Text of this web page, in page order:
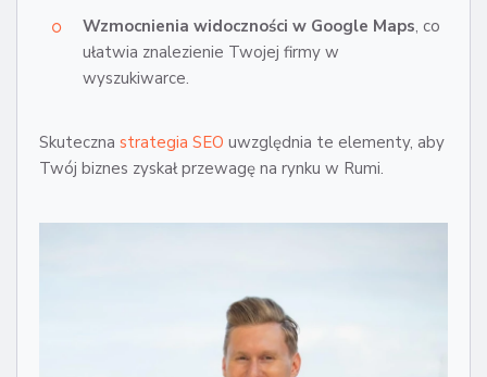
Wzmocnienia widoczności w Google Maps, co
ułatwia znalezienie Twojej firmy w
wyszukiwarce.
Skuteczna strategia SEO uwzględnia te elementy, aby
Twój biznes zyskał przewagę na rynku w Rumi.